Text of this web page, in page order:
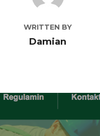
WRITTEN BY
Damian